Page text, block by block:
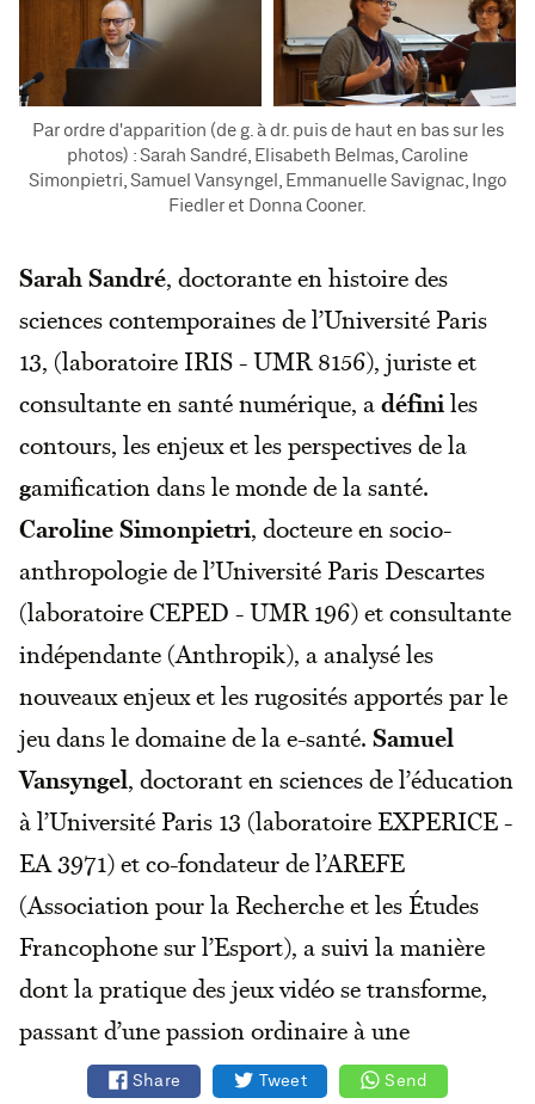
Par ordre d'apparition (de g. à dr. puis de haut en bas sur les
photos) : Sarah Sandré, Elisabeth Belmas, Caroline
Simonpietri, Samuel Vansyngel, Emmanuelle Savignac, Ingo
Fiedler et Donna Cooner.
Sarah Sandré, doctorante en histoire des
sciences contemporaines de l’Université Paris
13, (laboratoire IRIS - UMR 8156), juriste et
consultante en santé numérique, adéfiniles
contours, les enjeux et les perspectives de la
gamification dans le monde de la santé.
Caroline Simonpietri, docteure en socio-
anthropologie de l’Université Paris Descartes
(laboratoire CEPED - UMR 196) et consultante
indépendante (Anthropik), a analysé les
nouveaux enjeux et les rugosités apportés par le
jeu dans le domaine de la e-santé. Samuel
Vansyngel, doctorant en sciences de l’éducation
à l’Université Paris 13 (laboratoire EXPERICE -
EA 3971) et co-fondateur de l’AREFE
(Association pour la Recherche et les Études
Francophone sur l’Esport), a suivi la manière
dont la pratique des jeux vidéo se transforme,
passant d’une passion ordinaire à une
professionnalisation ainsi qu’à une
Share Tweet Send